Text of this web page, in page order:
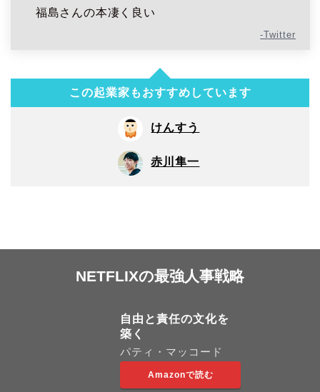
福島さんの本凄く良い
-Twitter
この起業家もおすすめしています
けんすう
赤川隼一
NETFLIXの最強人事戦略
自由と責任の文化を
築く
パティ・マッコード
Amazonで読む